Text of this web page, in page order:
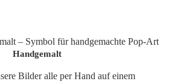
Handgemalt
Bilder alle per Hand auf einem